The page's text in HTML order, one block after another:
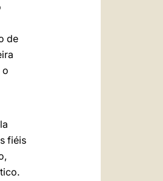
de
o
fiéis